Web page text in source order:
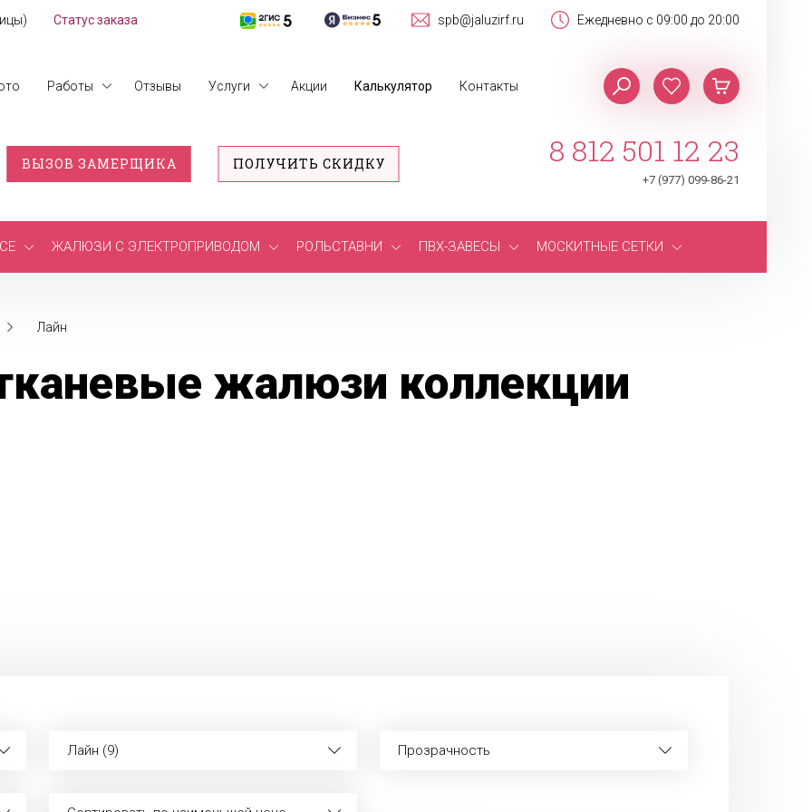
Ежедневно с 09:00 до 20:00
spb@jaluzirf.ru
Статус заказа
Работы Отзывы Услуги Акции Калькулятор Контакты
ВЫЗОВ ЗАМЕРЩИКА ПОЛУЧИТЬ СКИДКУ 8 812 501 12 23
+7 (977) 099-86-21
ЖАЛЮЗИ С ЭЛЕКТРОПРИВОДОМ РОЛЬСТАВНИ ПВХ-ЗАВЕСЫ МОСКИТНЫЕ СЕТКИ
Лайн
жалюзи коллекции
Лайн (9) Прозрачность